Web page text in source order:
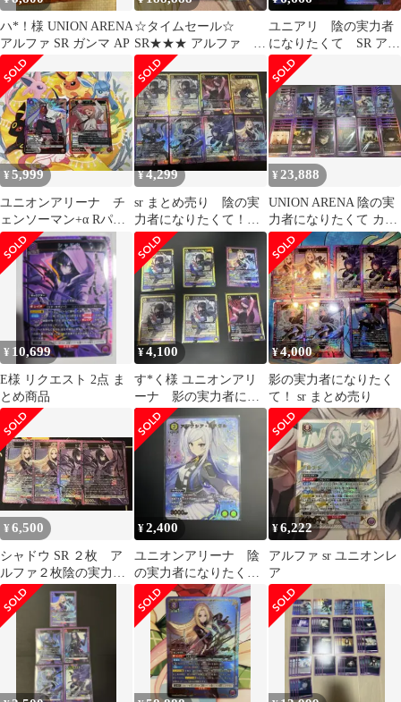
ハ*！様 UNION ARENA
アルファ SR ガンマ AP
☆タイムセール☆
SR★★★ アルファ パ
ラレル【美品】
ユニアリ 陰の実力者
になりたくて SR アル
ファ ベータ デルタ イ
プシロン
¥5,999
ユニオンアリーナ チ
ェンソーマン+α Rパラ
レル SR パワー
¥4,299
sr まとめ売り 陰の実
力者になりたくて！ユ
ニオンアリーナ
¥23,888
UNION ARENA 陰の実
力者になりたくて カー
ドまとめ
¥ 10,699
E様 リクエスト 2点 ま
とめ商品
¥4,100
す*く様 ユニオンアリ
ーナ 影の実力者にな
りたくて SR まとめ売
り
¥4,000
影の実力者になりたく
て！ sr まとめ売り
¥6,500
シャドウ SR ２枚 ア
ルファ２枚陰の実力者
になりたくて！ ユニオ
ンアリーナ
¥2,400
ユニオンアリーナ 陰
の実力者になりたくて
アレクシアRパラレル
&SRまとめ売り
¥6,222
アルファ sr ユニオンレ
ア